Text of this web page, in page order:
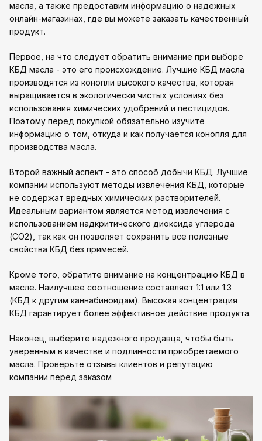
масла, а также предоставим информацию о надежных
онлайн-магазинах, где вы можете заказать качественный
продукт.
Первое, на что следует обратить внимание при выборе
КБД масла - это его происхождение. Лучшие КБД масла
производятся из конопли высокого качества, которая
выращивается в экологически чистых условиях без
использования химических удобрений и пестицидов.
Поэтому перед покупкой обязательно изучите
информацию о том, откуда и как получается конопля для
производства масла.
Второй важный аспект - это способ добычи КБД. Лучшие
компании используют методы извлечения КБД, которые
не содержат вредных химических растворителей.
Идеальным вариантом является метод извлечения с
использованием надкритического диоксида углерода
(CO2), так как он позволяет сохранить все полезные
свойства КБД без примесей.
Кроме того, обратите внимание на концентрацию КБД в
масле. Наилучшее соотношение составляет 1:1 или 1:3
(КБД к другим каннабиноидам). Высокая концентрация
КБД гарантирует более эффективное действие продукта.
Наконец, выберите надежного продавца, чтобы быть
уверенным в качестве и подлинности приобретаемого
масла. Проверьте отзывы клиентов и репутацию
компании перед заказом